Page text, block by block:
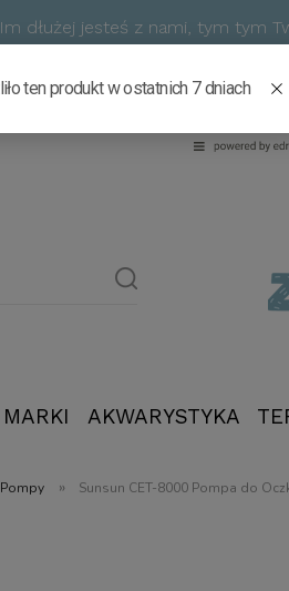
Im dłużej jesteś z nami, tym tym
MARKI AKWARYSTYKA
Pompy » Sunsun CET-8000 Pompa do